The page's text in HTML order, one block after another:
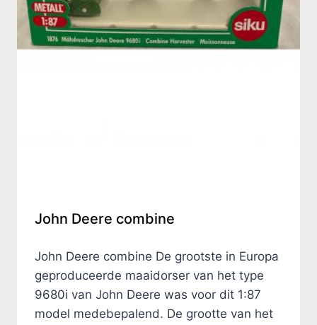
John Deere combine
John Deere combine De grootste in Europa
geproduceerde maaidorser van het type
9680i van John Deere was voor dit 1:87
model medebepalend. De grootte van het